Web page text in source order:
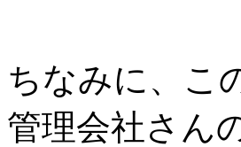
ちなみに、こ
管理会社さん